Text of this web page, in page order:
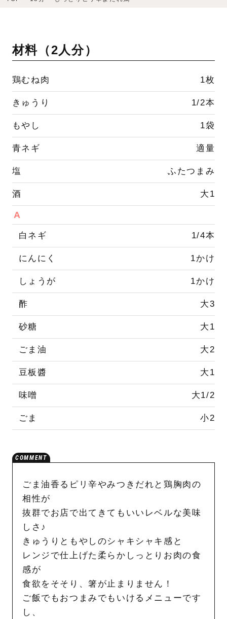
材料（2人分）
鶏むね肉 1枚
きゅうり 1/2本
もやし 1袋
青ネギ 適量
塩 ふたつまみ
酒 大1
A
白ネギ 1/4本
にんにく 1かけ
しょうが 1かけ
酢 大3
砂糖 大1
ごま油 大2
豆板醬 大1
味噌 大1/2
ごま 小2
ごま油香るピリ辛やみつきだれと鶏胸肉の
相性が
抜群でお店で出てきてもいいレベルな美味
しさ♪
きゅうりともやしのシャキシャキ感と
レンジで仕上げた柔らかしっとりお肉の食
感が
食欲をそそり、箸が止まりません！
ご飯でもおつまみでもいけるメニューです
し、